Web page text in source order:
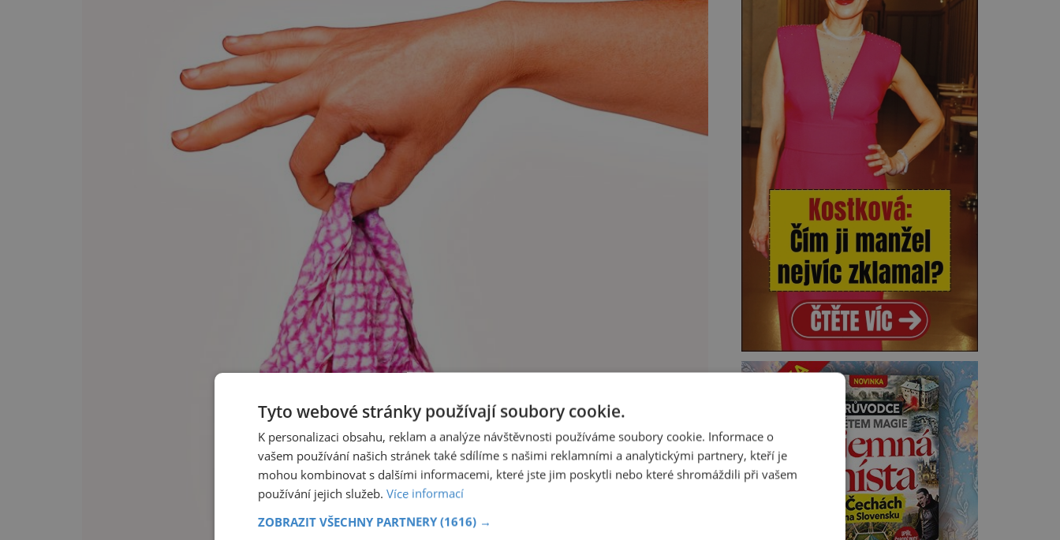
Tyto webové stránky používají soubory cookie.
K personalizaci obsahu, reklam a analýze návštěvnosti používáme soubory cookie. Informace o
vašem používání našich stránek také sdílíme s našimi reklamními a analytickými partnery, kteří je
mohou kombinovat s dalšími informacemi, které jste jim poskytli nebo které shromáždili při vašem
používání jejich služeb. Více informací
ZOBRAZIT VŠECHNY PARTNERY (1616) →